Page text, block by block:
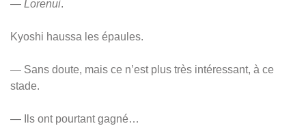
— Lorenui.
Kyoshi haussa les épaules.
— Sans doute, mais ce n’est plus très intéressant, à ce
stade.
— Ils ont pourtant gagné…